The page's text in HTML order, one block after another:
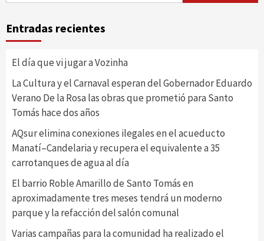
Entradas recientes
El día que vi jugar a Vozinha
La Cultura y el Carnaval esperan del Gobernador Eduardo
Verano De la Rosa las obras que prometió para Santo
Tomás hace dos años
AQsur elimina conexiones ilegales en el acueducto
Manatí–Candelaria y recupera el equivalente a 35
carrotanques de agua al día
El barrio Roble Amarillo de Santo Tomás en
aproximadamente tres meses tendrá un moderno
parque y la refacción del salón comunal
Varias campañas para la comunidad ha realizado el